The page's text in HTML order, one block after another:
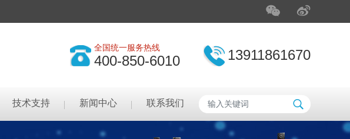
全国统一服务热线
400-850-6010 13911861670
技术支持 新闻中心 联系我们